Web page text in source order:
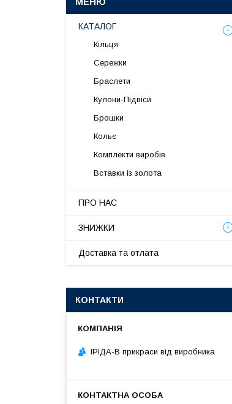
КАТАЛОГ
Кільця
Сережки
Браслети
Кулони-Підвіси
Брошки
Кольє
Комплекти виробів
Вставки із золота
ПРО НАС
ЗНИЖКИ
Доставка та отлата
КОНТАКТИ
ІРІДА-В прикраси від виробника